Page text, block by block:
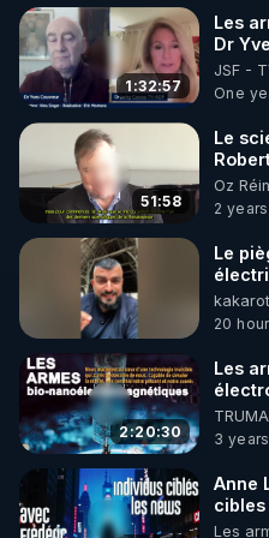
https://tinyurl.com/
Les Notes & Références
papier : https://
https://tinyurl.com/
Lien vers mes
sujets : https://
Lien vers mon PDF de
ces sujets : https://
Il a même été dit
Frédéric Laroche est le
France sur les armes
Vous pourrez poser vos
groupe de travail sur
"Au Terrier Du Lapin
Site Web :
1:32:57
Les
Dr
JSF -
One
51:58
Le
Oz
2
Le
les
20
2:20:30
Les
noire
3
Anne
cibles
Les